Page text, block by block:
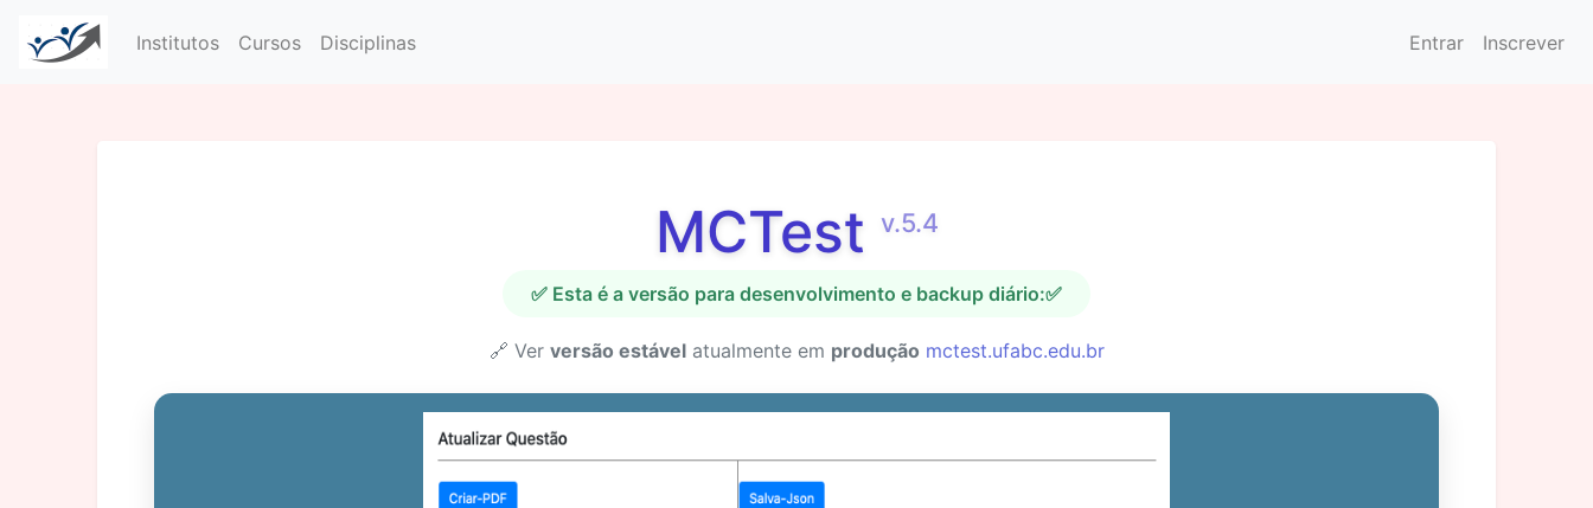
Institutos Cursos Disciplinas Entrar Inscrever
MCTest v.5.4
✅ Esta é a versão para desenvolvimento e backup diário:✅
🔗 Ver versão estávelatualmente em produção mctest.ufabc.edu.br